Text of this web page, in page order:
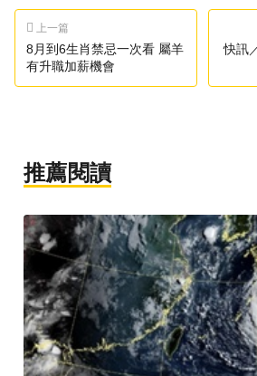
上一篇
8月到6生肖禁忌一次看 屬羊
有升職加薪機會
快訊
推薦閱讀